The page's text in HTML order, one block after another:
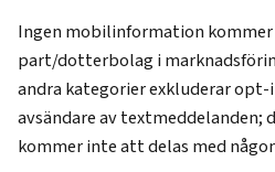
Ingen mobilinformation
part/dotterbolag i
andra kategorier exkluderar
avsändare av textmeddelanden;
kommer inte att delas med